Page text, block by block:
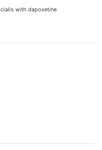
cialis with dapoxetine